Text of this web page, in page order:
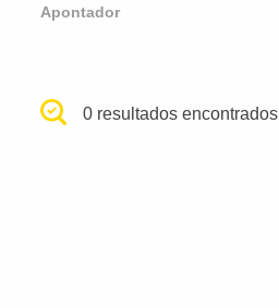
Apontador
0 resultados encontrados